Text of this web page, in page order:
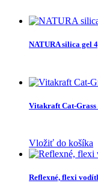
NATURA silica gel
Vitakraft Cat-Grass
Vložiť do košíka
Reflexné, flexi